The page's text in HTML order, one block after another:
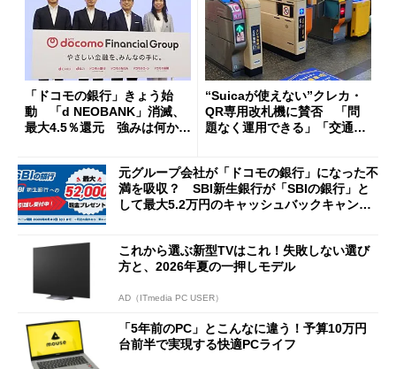
「ドコモの銀行」きょう始
動 「d NEOBANK」消滅、
最大4.5％還元 強みは何か解
“Suicaが使えない”クレカ・
QR専用改札機に賛否 「問
題なく運用できる」「交通系I
元グループ会社が「ドコモの銀行」になった不
満を吸収？ SBI新生銀行が「SBIの銀行」と
して最大5.2万円のキャッシュバックキャンペ
これから選ぶ新型TVはこれ！失敗しない選び
方と、2026年夏の一押しモデル
AD（ITmedia PC USER）
「5年前のPC」とこんなに違う！予算10万円
台前半で実現する快適PCライフ